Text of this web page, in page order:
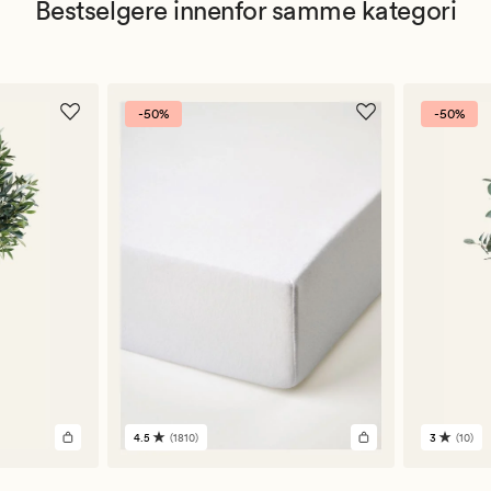
Bestselgere innenfor samme kategori
-50%
1810
4.5 (1810)
-50%
10
3 (10)